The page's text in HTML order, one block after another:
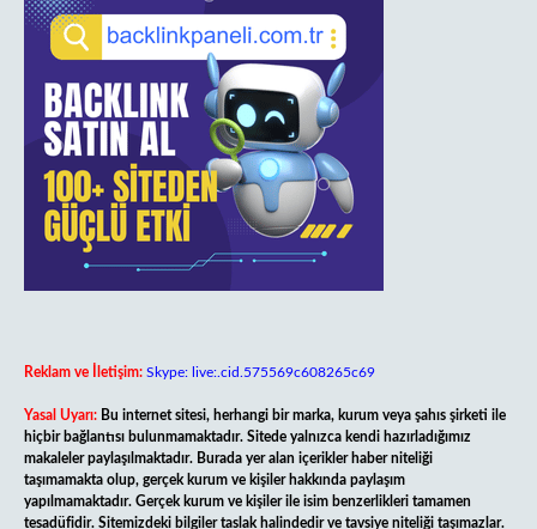
Reklam ve İletişim: Skype: live:.cid.575569c608265c69
Yasal Uyarı: Bu internet sitesi, herhangi bir marka, kurum veya şahıs şirketi ile
hiçbir bağlantısı bulunmamaktadır. Sitede yalnızca kendi hazırladığımız
makaleler paylaşılmaktadır. Burada yer alan içerikler haber niteliği
taşımamakta olup, gerçek kurum ve kişiler hakkında paylaşım
yapılmamaktadır. Gerçek kurum ve kişiler ile isim benzerlikleri tamamen
tesadüfidir. Sitemizdeki bilgiler taslak halindedir ve tavsiye niteliği taşımazlar.